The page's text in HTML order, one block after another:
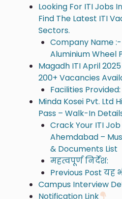
Looking For ITI Jobs
Find The Latest ITI
Sectors.
Company Name
Aluminium Wheel
Magadh ITI April
200+ Vacancies
Facilities Provided:
Minda Kosei Pvt. Ltd
Pass – Walk-In
Crack Your ITI
Ahemdabad –
& Documents List
महत्वपूर्ण निर्देश:
Previous Post यह
Campus Interview
Notification Link